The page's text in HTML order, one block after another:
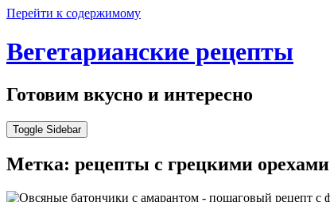
Перейти к содержимому
Вегетарианские рецепты
Готовим вкусно и интересно
Toggle Sidebar
Метка: рецепты с грецкими орехами